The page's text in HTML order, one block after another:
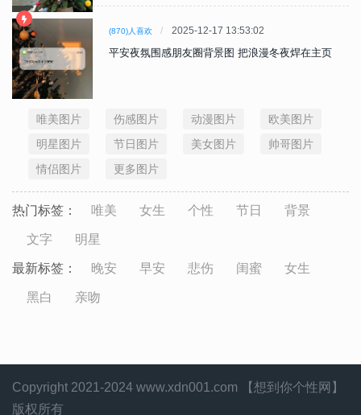
(870)人喜欢 2025-12-17 13:53:02
平安夜氛围感朋友圈背景图 把浪漫冬夜焊在主页
唯美图片 伤感图片 动漫图片
欧美图片
明星图片
节日图片 美女图片
帅哥图片
情侣图片
更多图片
热门标签： 唯美 女生 个性 节日 背景
文字 明星
最新标签： 晚安 早安 悲伤 闺蜜 女生
黑白 亲吻
Copyright 2021-2024 www.xdn001.com 【想到你个性网】
版权所有